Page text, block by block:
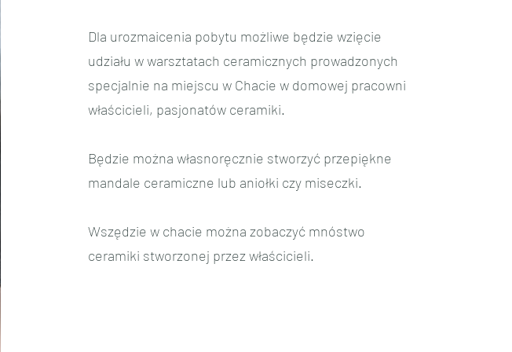
Dla urozmaicenia pobytu możliwe będzie wzięcie
udziału w warsztatach ceramicznych prowadzonych
specjalnie na miejscu w Chacie w domowej pracowni
właścicieli, pasjonatów ceramiki.
Będzie można własnoręcznie stworzyć przepiękne
mandale ceramiczne lub aniołki czy miseczki.
Wszędzie w chacie można zobaczyć mnóstwo
ceramiki stworzonej przez właścicieli.